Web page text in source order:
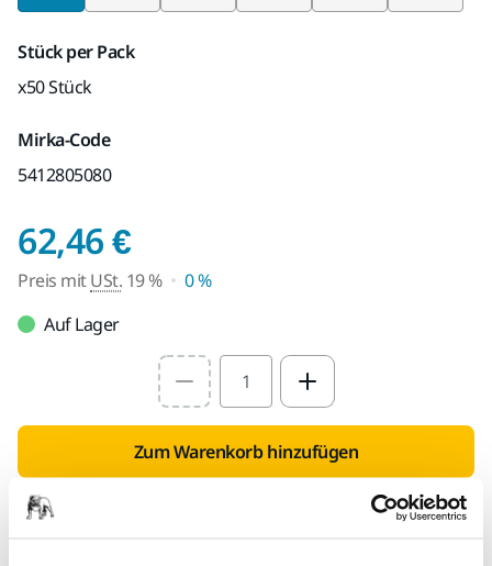
Stück per Pack
x50 Stück
Mirka-Code
5412805080
62,46 €Preis mit USt. 19 %
Preis mitUSt. 19 %
0 %
Auf Lager
Select quantity value
Zum Warenkorb hinzufügen